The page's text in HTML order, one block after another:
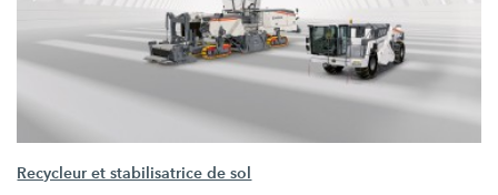
Recycleur et stabilisatrice de sol